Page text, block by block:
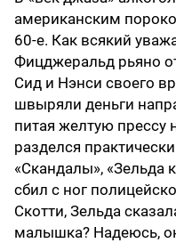
американским
60-е. Как всякий
Фицджеральд рьяно
Сид и Нэнси своего
швыряли деньги
питая желтую прессу
разделся
«Скандалы», «Зельда
сбил с ног
Скотти, Зельда
малышка? Надеюсь,